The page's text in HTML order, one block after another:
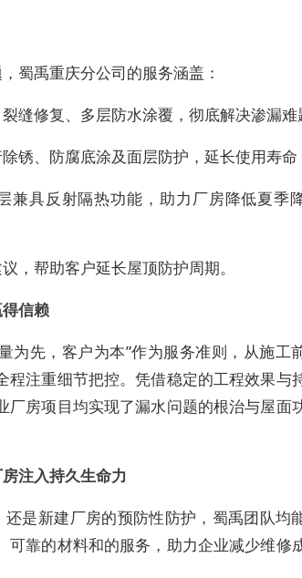
蜀禹重庆分公司的服务涵盖：
缝修复、多层防水涂覆，彻底解决渗漏难
锈、防腐底涂及面层防护，延长使用寿命
兼具反射隔热功能，助力厂房降低夏季
，帮助客户延长屋顶防护周期。
信赖
为先，客户为本”作为服务准则，从施工
程注重细节把控。凭借稳定的工程效果与
厂房项目均实现了漏水问题的根治与屋面
注入持久生命力
是新建厂房的预防性防护，蜀禹团队均
靠的材料和的服务，助力企业减少维修